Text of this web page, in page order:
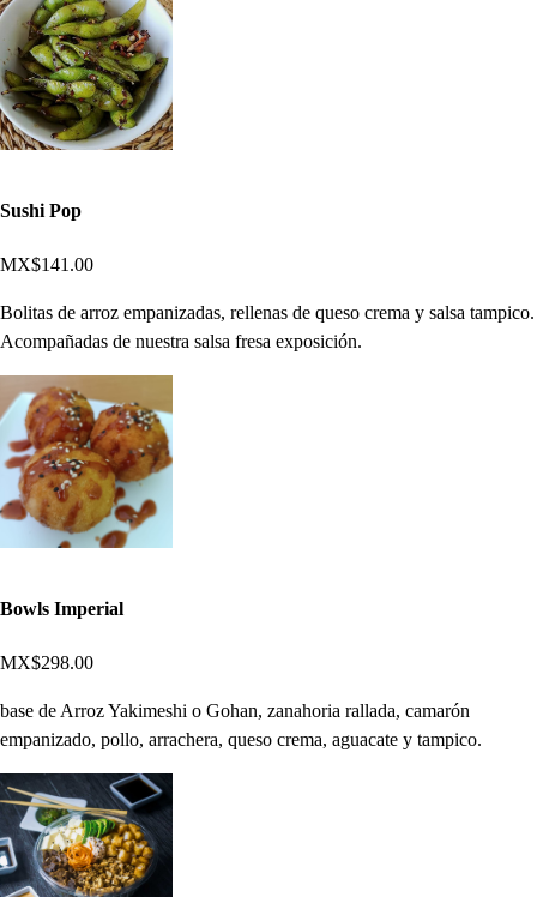
Sushi Pop
MX$141.00
Bolitas de arroz empanizadas, rellenas de queso crema y salsa tampico.
Acompañadas de nuestra salsa fresa exposición.
Bowls Imperial
MX$298.00
base de Arroz Yakimeshi o Gohan, zanahoria rallada, camarón
empanizado, pollo, arrachera, queso crema, aguacate y tampico.